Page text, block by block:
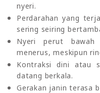
nyeri.
Perdarahan yang
sering seiring
Nyeri perut
menerus, meskipun
Kontraksi dini atau
datang berkala.
Gerakan janin terasa